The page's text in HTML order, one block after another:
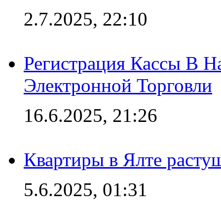
2.7.2025, 22:10
Регистрация Кассы В
Электронной Торговли
16.6.2025, 21:26
Квартиры в Ялте
5.6.2025, 01:31